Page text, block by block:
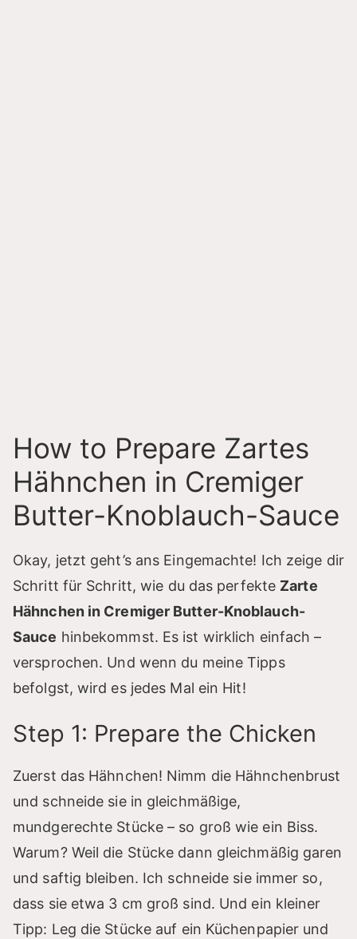
How to Prepare Zartes
Hähnchen in Cremiger
Butter-Knoblauch-Sauce
Okay, jetzt geht’s ans Eingemachte! Ich zeige dir
Schritt für Schritt, wie du das perfekte Zarte
Hähnchen in Cremiger Butter-Knoblauch-
Sauce hinbekommst. Es ist wirklich einfach –
versprochen. Und wenn du meine Tipps
befolgst, wird es jedes Mal ein Hit!
Step 1: Prepare the Chicken
Zuerst das Hähnchen! Nimm die Hähnchenbrust
und schneide sie in gleichmäßige,
mundgerechte Stücke – so groß wie ein Biss.
Warum? Weil die Stücke dann gleichmäßig garen
und saftig bleiben. Ich schneide sie immer so,
dass sie etwa 3 cm groß sind. Und ein kleiner
Tipp: Leg die Stücke auf ein Küchenpapier und